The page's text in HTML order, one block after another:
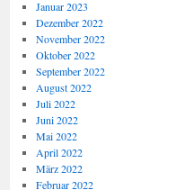
Januar 2023
Dezember 2022
November 2022
Oktober 2022
September 2022
August 2022
Juli 2022
Juni 2022
Mai 2022
April 2022
März 2022
Februar 2022